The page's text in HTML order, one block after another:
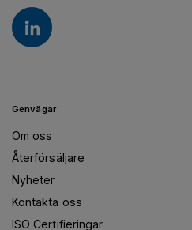
Genvägar
Om oss
Återförsäljare
Nyheter
Kontakta oss
ISO Certifieringar